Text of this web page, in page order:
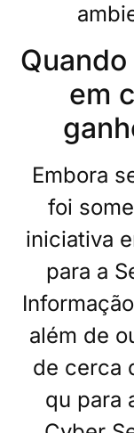
em
Embora
foi
iniciativa
para a
além de
de cerca
qu para